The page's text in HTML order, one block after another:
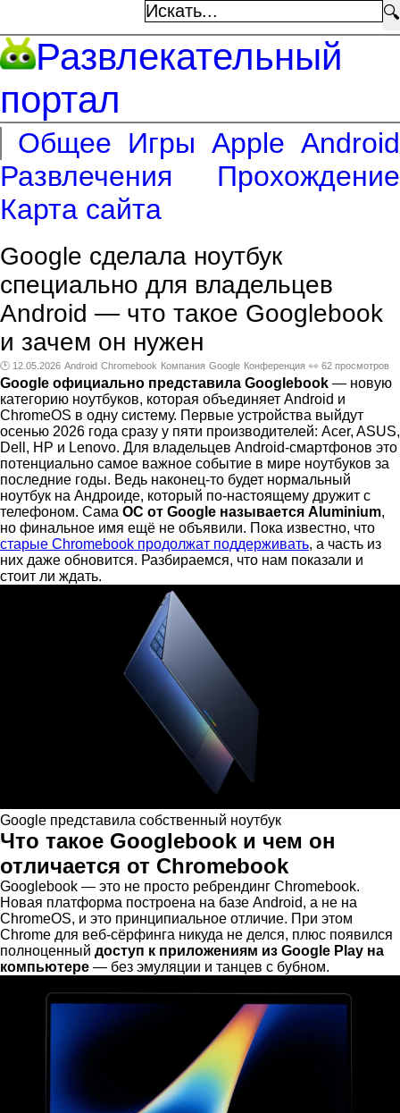
🔍
Развлекательный
портал
Общее Игры Apple Android
Развлечения
Прохождение
Карта сайта
Google сделала ноутбук
специально для владельцев
Android — что такое Googlebook
и зачем он нужен
🕑 12.05.2026 Android Chromebook Компания Google Конференция 👀 62 просмотров
Google официально представила Googlebook — новую
категорию ноутбуков, которая объединяет Android и
ChromeOS в одну систему. Первые устройства выйдут
осенью 2026 года сразу у пяти производителей: Acer, ASUS,
Dell, HP и Lenovo. Для владельцев Android-смартфонов это
потенциально самое важное событие в мире ноутбуков за
последние годы. Ведь наконец-то будет нормальный
ноутбук на Андроиде, который по-настоящему дружит с
телефоном. Сама ОС от Google называется Aluminium,
но финальное имя ещё не объявили. Пока известно, что
старые Chromebook продолжат поддерживать, а часть из
них даже обновится. Разбираемся, что нам показали и
стоит ли ждать.
Google представила собственный ноутбук
Что такое Googlebook и чем он
отличается от Chromebook
Googlebook — это не просто ребрендинг Chromebook.
Новая платформа построена на базе Android, а не на
ChromeOS, и это принципиальное отличие. При этом
Chrome для веб-сёрфинга никуда не делся, плюс появился
полноценный доступ к приложениям из Google Play на
компьютере — без эмуляции и танцев с бубном.